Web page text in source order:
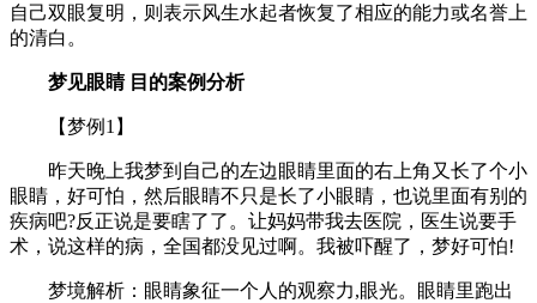
自己双眼复明，则表示风生水起者恢复了相应的能力或名誉上
的清白。
梦见眼睛 目的案例分析
【梦例1】
昨天晚上我梦到自己的左边眼睛里面的右上角又长了个小
眼睛，好可怕，然后眼睛不只是长了小眼睛，也说里面有别的
疾病吧?反正说是要瞎了了。让妈妈带我去医院，医生说要手
术，说这样的病，全国都没见过啊。我被吓醒了，梦好可怕!
梦境解析：眼睛象征一个人的观察力,眼光。眼睛里跑出